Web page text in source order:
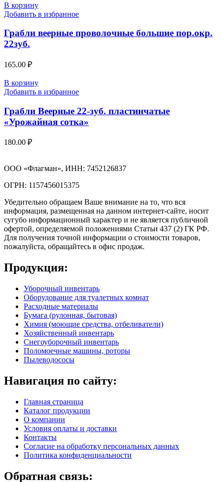
В корзину
Добавить в избранное
Грабли веерные проволочные большие пор.окр.
22зуб.
165.00 ₽
В корзину
Добавить в избранное
Грабли Веерные 22-зуб. пластинчатые
«Урожайная сотка»
180.00 ₽
ООО «Флагман», ИНН: 7452126837
ОГРН: 1157456015375
Убедительно обращаем Ваше внимание на то, что вся
информация, размещенная на данном интернет-сайте, носит
сугубо информационный характер и не является публичной
офертой, определяемой положениями Статьи 437 (2) ГК РФ.
Для получения точной информации о стоимости товаров,
пожалуйста, обращайтесь в офис продаж.
Продукция:
Уборочный инвентарь
Оборудование для туалетных комнат
Расходные материалы
Бумага (рулонная, бытовая)
Химия (моющие средства, отбеливатели)
Хозяйственный инвентарь
Снегоуборочный инвентарь
Поломоечные машины, роторы
Пылеводососы
Навигация по сайту:
Главная страница
Каталог продукции
О компании
Условия оплаты и доставки
Контакты
Согласие на обработку персональных данных
Политика конфиденциальности
Обратная связь: